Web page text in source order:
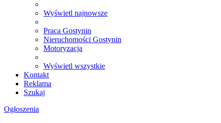
Wyświetl najnowsze
Praca Gostynin
Nieruchomości Gostynin
Motoryzacja
Wyświetl wszystkie
Kontakt
Reklama
Szukaj
Ogłoszenia